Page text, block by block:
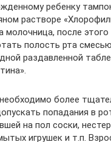
ребенку
растворе
молочница, после этого
полость рта
раздавленной
более
попадания в
на пол соски,
игрушек и т.п.